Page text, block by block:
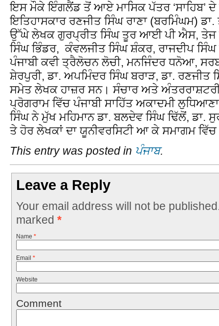
ਇਸ ਮੌਕੇ ਇੰਗਲੈਂਡ ਤੋਂ ਆਏ ਮਾਸਿਕ ਪੱਤਰ ‘ਸਾਹਿਬ’ ਦੇ
ਇਤਿਹਾਸਕਾਰ ਰਣਜੀਤ ਸਿੰਘ ਰਾਣਾ (ਬਰਮਿੰਘਮ)
ਉੱਘੇ ਲੇਖਕ ਗੁਰਪ੍ਰੀਤ ਸਿੰਘ ਤੂਰ ਆਈ ਪੀ ਐਸ, ਤੇਜ
ਸਿੰਘ ਭਿੰਡਰ, ਕੰਵਲਜੀਤ ਸਿੰਘ ਸ਼ੰਕਰ, ਰਾਜਦੀਪ
ਪੰਜਾਬੀ ਕਵੀ ਤ੍ਰੈਲੋਚਨ ਲੋਚੀ, ਮਨਜਿੰਦਰ ਧਨੋਆ,
ਸ਼ੇਰਪੁਰੀ, ਡਾ. ਅਪਮਿੰਦਰ ਸਿੰਘ ਬਰਾੜ, ਡਾ. ਰਣਜੀਤ
ਸਮੇਤ ਲੇਖਕ ਹਾਜ਼ਰ ਸਨ। ਸੰਚਾਰ ਅਤੇ
ਪ੍ਰੋਗਰਾਮ ਵਿੱਚ ਪੰਜਾਬੀ ਸਾਹਿੱਤ ਅਕਾਦਮੀ
ਸਿੰਘ ਨੇ ਮੁੱਖ ਮਹਿਮਾਨ ਡਾ. ਬਲਦੇਵ ਸਿੰਘ ਢਿੱਲੋਂ, ਡਾ.
ਤੇ ਹੋਰ ਲੇਖਕਾਂ ਦਾ ਯੂਨੀਵਰਸਿਟੀ ਆ ਕੇ ਸਮਾਗਮ ਵਿੱਚ
This entry was posted in ਪੰਜਾਬ.
Leave a Reply
Your email address will not be
marked *
Name *
Email *
Website
Comment